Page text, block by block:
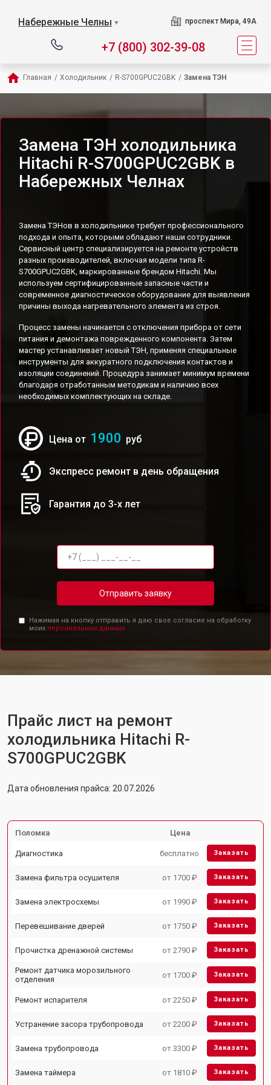
Набережные Челны ▼ проспект Мира, 49А
+7 (800) 302-39-08
Главная / Холодильник / R-S700GPUC2GBK / Замена ТЭН
Замена ТЭН холодильника
Hitachi R-S700GPUC2GBK в
Набережных Челнах
Замена ТЭНов в холодильнике требует профессионального
подхода и опыта, которыми обладают наши сотрудники.
Сервисный центр специализируется на ремонте устройств
разных производителей, включая модели типа R-
S700GPUC2GBK, маркированные брендом Hitachi. Мы
используем сертифицированные запасные части и
современное диагностическое оборудование для выявления
причины выхода нагревательного элемента из строя.
Процесс замены начинается с отключения прибора от сети
питания и демонтажа поврежденного компонента. Затем
мастер устанавливает новый ТЭН, применяя специальные
инструменты для аккуратного подключения контактов и
изоляции соединений. Процедура занимает минимум времени
благодаря отработанным методикам и наличию всех
необходимых комплектующих на складе.
Цена от 1900 руб
Экспресс ремонт в день обращения
Гарантия до 3-х лет
Отправить заявку
Нажимая на кнопку отправить я даю свое согласие на обработку
моих персональных данных.
Прайс лист на ремонт
холодильника Hitachi R-
S700GPUC2GBK
Дата обновления прайса: 20.07.2026
Поломка Цена
Диагностика бесплатно Заказать
Замена фильтра осушителя от 1700 ₽ Заказать
Замена электросхемы от 1990 ₽ Заказать
Перевешивание дверей от 1750 ₽ Заказать
Прочистка дренажной системы от 2790 ₽ Заказать
Ремонт датчика морозильного
отделения
от 1700 ₽ Заказать
Ремонт испарителя от 2250 ₽ Заказать
Устранение засора трубопровода от 2200 ₽ Заказать
Замена трубопровода от 3300 ₽ Заказать
Замена таймера от 1810 ₽ Заказать